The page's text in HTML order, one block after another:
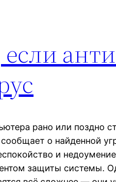
если
рано или поздно
о найденной
и
защиты системы.